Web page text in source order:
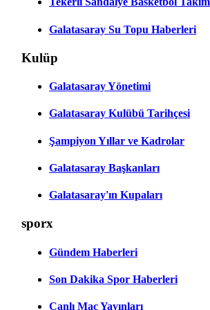
Galatasaray Su Topu Haberleri
Kulüp
Galatasaray Yönetimi
Galatasaray Kulübü Tarihçesi
Şampiyon Yıllar ve Kadrolar
Galatasaray Başkanları
Galatasaray'ın Kupaları
sporx
Gündem Haberleri
Son Dakika Spor Haberleri
Canlı Maç Yayınları